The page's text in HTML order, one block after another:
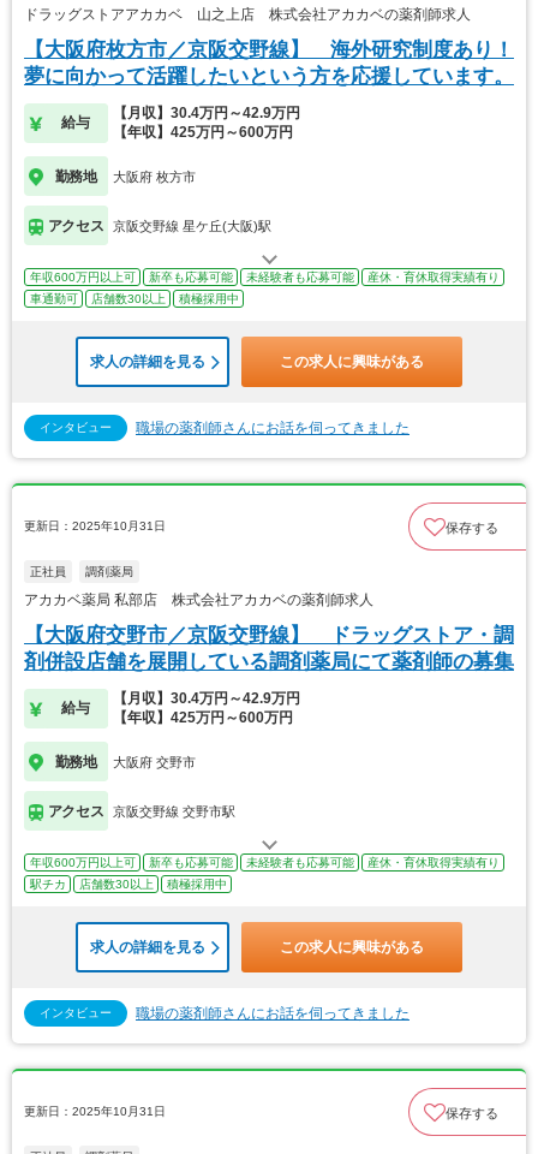
ドラッグストアアカカベ 山之上店 株式会社アカカベの薬剤師求人
【大阪府枚方市／京阪交野線】 海外研究制度あり！
夢に向かって活躍したいという方を応援しています。
給与
【月収】30.4万円～42.9万円
【年収】425万円～600万円
勤務地 大阪府 枚方市
アクセス 京阪交野線 星ケ丘(大阪)駅
年収600万円以上可 新卒も応募可能 未経験者も応募可能
産休・育休取得実績有り
車通勤可
店舗数30以上 積極採用中
求人の詳細を見る この求人に興味がある
インタビュー 職場の薬剤師さんにお話を伺ってきました
更新日：2025年10月31日 保存する
正社員 調剤薬局
アカカベ薬局 私部店 株式会社アカカベの薬剤師求人
【大阪府交野市／京阪交野線】 ドラッグストア・調
剤併設店舗を展開している調剤薬局にて薬剤師の募集
給与
【月収】30.4万円～42.9万円
【年収】425万円～600万円
勤務地 大阪府 交野市
アクセス 京阪交野線 交野市駅
年収600万円以上可 新卒も応募可能 未経験者も応募可能
産休・育休取得実績有り
駅チカ
店舗数30以上 積極採用中
求人の詳細を見る この求人に興味がある
インタビュー 職場の薬剤師さんにお話を伺ってきました
更新日：2025年10月31日 保存する